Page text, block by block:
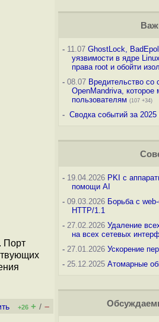
Порт
+26 + / –
-11.07 GhostLock,
уязвимости в ядре
права root и обойти
-08.07 Вредительство со
OpenMandriva, которое
пользователям (107 +34)
- Сводка событий за 2025
-19.04.2026 PKI с
помощи AI
-09.03.2026 Борьба с
HTTP/1.1
-27.02.2026 Удаление
на всех сетевых
-27.01.2026 Ускорение
-25.12.2025 Атомарные